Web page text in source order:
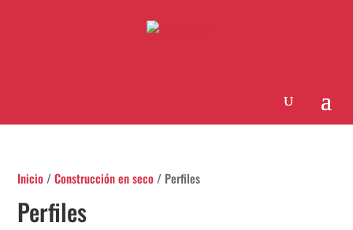
Inicio /Construcción en seco / Perfiles
Perfiles